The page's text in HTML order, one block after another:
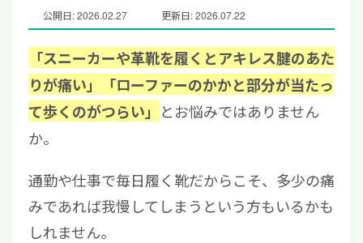
公開日: 2026.02.27 更新日: 2026.07.22
「スニーカーや革靴を履くとアキレス腱のあた
りが痛い」「ローファーのかかと部分が当たっ
て歩くのがつらい」 とお悩みではありません
か。
通勤や仕事で毎日履く靴だからこそ、多少の痛
みであれば我慢してしまうという方もいるかも
しれません。